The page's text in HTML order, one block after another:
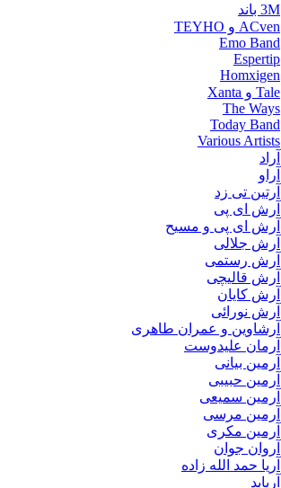
3M باند
ACven و TEYHO
Emo Band
Espertip
Homxigen
Tale و Xanta
The Ways
Today Band
Various Artists
آراد
آراو
آرتین تی زد
آرش ای پی
آرش ای پی و مسیح
آرش جلالی
آرش رستمی
آرش قالیچی
آرش کایان
آرش نورائی
آرشاوین و عمران طاهری
آرمان علیدوست
آرمین بیانی
آرمین حبیبی
آرمین سمیعی
آرمین مرسی
آرمین مکری
آروان جوان
آریا حمد الله زاده
آریابد